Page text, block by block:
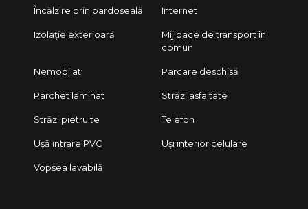
Încălzire prin pardoseală Internet
Izolație exterioară
Mijloace de transport în
comun
Nemobilat Parcare deschisă
Parchet laminat Străzi asfaltate
Străzi pietruite Telefon
Ușă intrare PVC Uși interior celulare
Vopsea lavabilă